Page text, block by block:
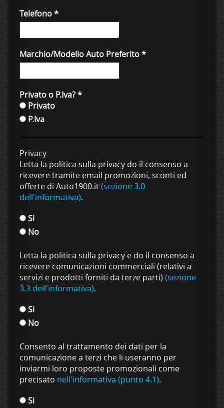
Telefono*
Marchio/Modello Auto Preferito*
Privato o P.Iva?*
Privato
P.Iva
Privacy
Letta la politica sulla privacy do il consenso a
ricevere tramite email promozioni, sconti ed
offerte di Auto1900.it(sezione 3.0
dell'informativa).
Si
No
Letta la politica sulla privacy e do il consenso a
ricevere comunicazioni commerciali (relativi a
servizi e prodotti forniti da terze parti) (sezione
3.3 dell'informativa).
Si
No
Consento al trattamento dei dati per la
comunicazione a terzi che li useranno per
inviarmi loro proposte promozionali come
precisato nell'informativa (punto 4.1).
Si